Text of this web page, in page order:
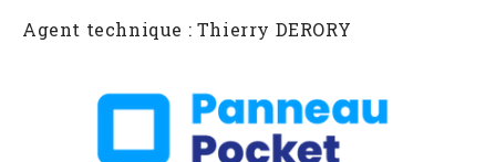
Agent technique : Thierry DERORY